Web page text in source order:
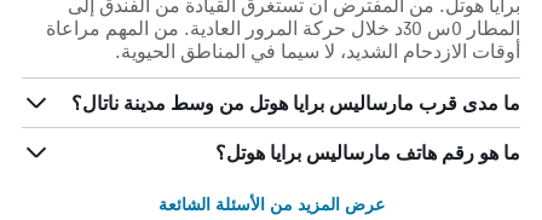
برايا هوتل. من المفترض أن تستغرق القيادة من الفندق إلى
المطار 0س 30د خلال حركة المرور العادية. من المهم مراعاة
أوقات الازدحام الشديد، لا سيما في المناطق الحيوية.
ما مدى قرب مارساليس برايا هوتل من وسط مدينة ناتال؟
ما هو رقم هاتف مارساليس برايا هوتل؟
عرض المزيد من الأسئلة الشائعة